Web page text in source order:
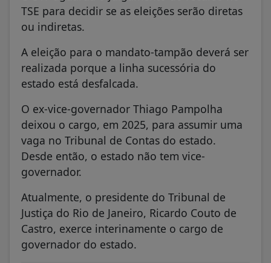
TSE para decidir se as eleições serão diretas
ou indiretas.
A eleição para o mandato-tampão deverá ser
realizada porque a linha sucessória do
estado está desfalcada.
O ex-vice-governador Thiago Pampolha
deixou o cargo, em 2025, para assumir uma
vaga no Tribunal de Contas do estado.
Desde então, o estado não tem vice-
governador.
Atualmente, o presidente do Tribunal de
Justiça do Rio de Janeiro, Ricardo Couto de
Castro, exerce interinamente o cargo de
governador do estado.